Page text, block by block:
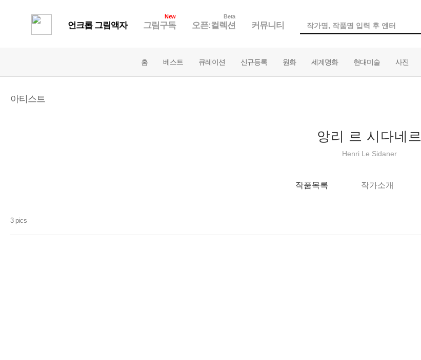
언크롭 그림액자
New
그림구독
Beta
오픈:컬렉션 커뮤니티
홈 베스트 큐레이션 신규등록 원화 세계명화 현대미술 사진
아티스트
앙리 르 시다네르
Henri Le Sidaner
작품목록 작가소개
3 pics